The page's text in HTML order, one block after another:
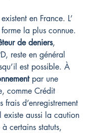
en France. L’
la plus connue.
de deniers,
reste en général
est possible. À
par une
comme Crédit
frais d’enregistrement
existe aussi la caution
certains statuts,